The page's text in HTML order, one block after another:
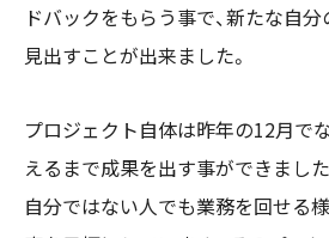
ドバックをもらう事で、新たな自
見出すことが出来ました。
プロジェクト自体は昨年の12月で
えるまで成果を出す事ができました
自分ではない人でも業務を回せる